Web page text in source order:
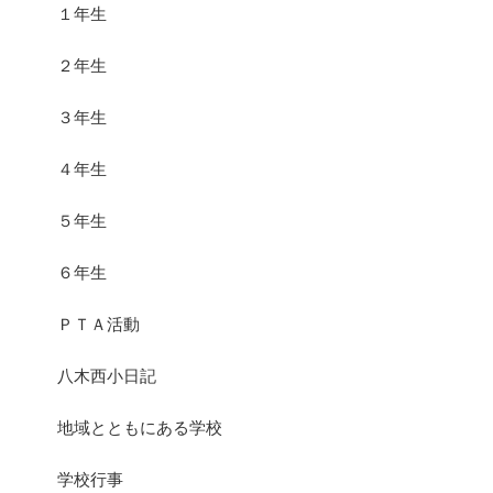
１年生
２年生
３年生
４年生
５年生
６年生
ＰＴＡ活動
八木西小日記
地域とともにある学校
学校行事